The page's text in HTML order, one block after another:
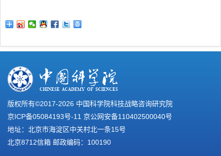
版权所有©2017-2026 中国科学院科技战略咨询研究院
京ICP备05084193号-11 京公网安备110402500040号
地址：北京市海淀区中关村北一条15号
北京8712信箱 邮政编码：100190